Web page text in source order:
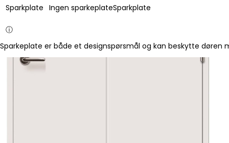
Sparkplate Ingen sparkeplateSparkplate
ⓘ
Sparkeplate er både et designspørsmål og kan beskytte døren